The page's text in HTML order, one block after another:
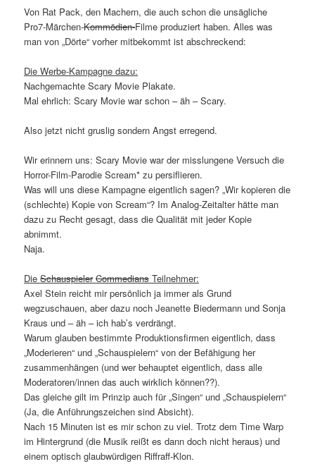
Von Rat Pack, den Machern, die auch schon die unsägliche
Pro7-Märchen-Kommödien-Filme produziert haben. Alles was
man von „Dörte“ vorher mitbekommt ist abschreckend:
Die Werbe-Kampagne dazu:
Nachgemachte Scary Movie Plakate.
Mal ehrlich: Scary Movie war schon – äh – Scary.
Also jetzt nicht gruslig sondern Angst erregend.
Wir erinnern uns: Scary Movie war der misslungene Versuch die
Horror-Film-Parodie Scream* zu persiflieren.
Was will uns diese Kampagne eigentlich sagen? „Wir kopieren die
(schlechte) Kopie von Scream“? Im Analog-Zeitalter hätte man
dazu zu Recht gesagt, dass die Qualität mit jeder Kopie
abnimmt.
Naja.
DieSchauspieler Commedians Teilnehmer:
Axel Stein reicht mir persönlich ja immer als Grund
wegzuschauen, aber dazu noch Jeanette Biedermann und Sonja
Kraus und – äh – ich hab’s verdrängt.
Warum glauben bestimmte Produktionsfirmen eigentlich, dass
„Moderieren“ und „Schauspielern“ von der Befähigung her
zusammenhängen (und wer behauptet eigentlich, dass alle
Moderatoren/innen das auch wirklich können??).
Das gleiche gilt im Prinzip auch für „Singen“ und „Schauspielern“
(Ja, die Anführungszeichen sind Absicht).
Nach 15 Minuten ist es mir schon zu viel. Trotz dem Time Warp
im Hintergrund (die Musik reißt es dann doch nicht heraus) und
einem optisch glaubwürdigen Riffraff-Klon.